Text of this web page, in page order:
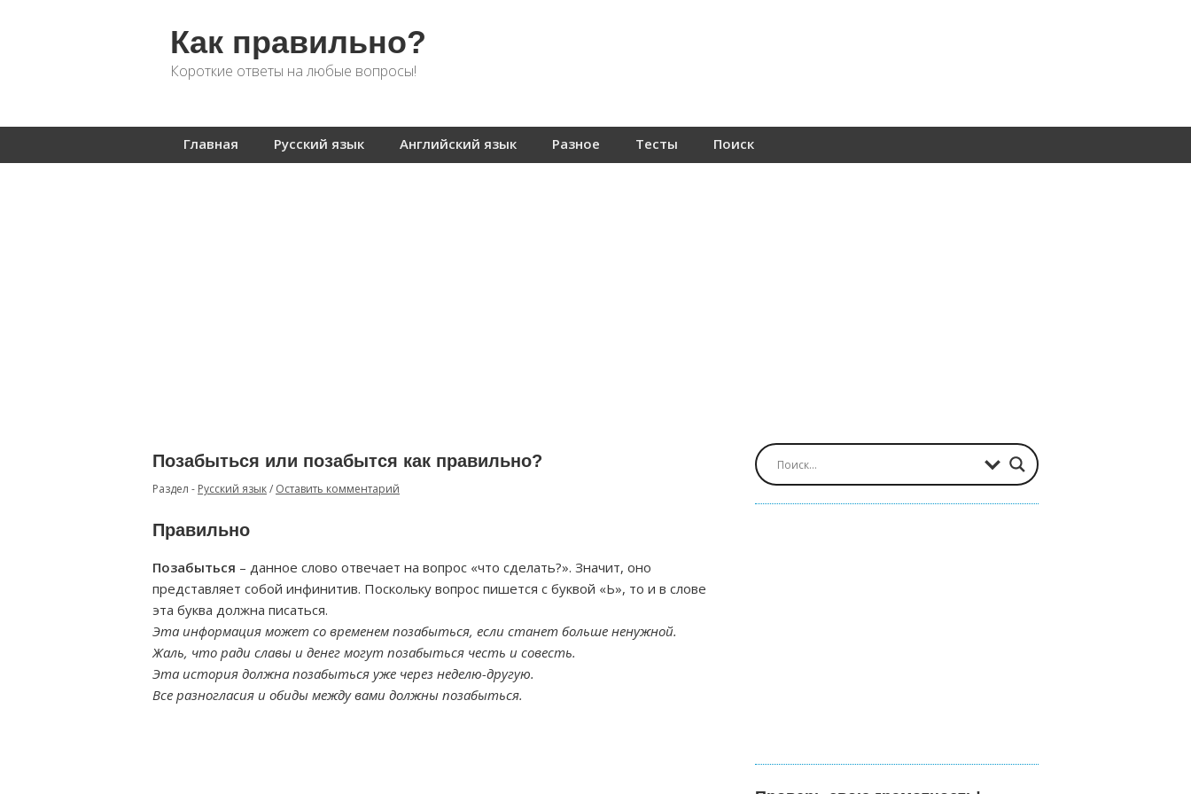
Как правильно?
Короткие ответы на любые вопросы!
Главная Русский язык Английский язык Разное Тесты Поиск
Позабыться или позабытся как правильно?
Раздел - Русский язык/ Оставить комментарий
Правильно
Позабыться – данное слово отвечает на вопрос «что сделать?». Значит, оно
представляет собой инфинитив. Поскольку вопрос пишется с буквой «Ь», то и в слове
эта буква должна писаться.
Эта информация может со временем позабыться, если станет больше ненужной.
Жаль, что ради славы и денег могут позабыться честь и совесть.
Эта история должна позабыться уже через неделю-другую.
Все разногласия и обиды между вами должны позабыться.